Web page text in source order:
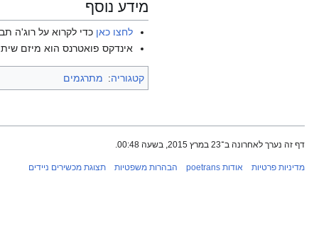
מידע נוסף
לחצו כאן כדי לקרוא על רוג'ה
אינדקס פואטרנס הוא מיזם
קטגוריה: מתרגמים
דף זה נערך לאחרונה ב־23 במרץ 2015, בשעה 00:48.
מדיניות פרטיות אודות poetrans הבהרות משפטיות תצוגת מכשירים ניידים